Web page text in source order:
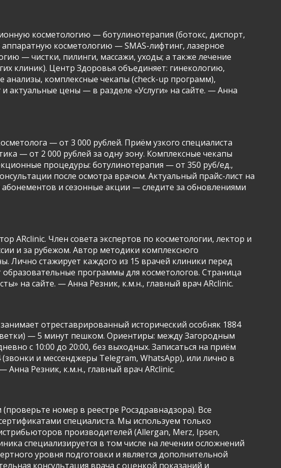
косметологию — ботулинотерапия (ботокс, диспорт,
косметологию — SMAS-лифтинг, лазерное
— чистки, пилинги, массажи, уходы; а также лечение
клиник). Центр Здоровья объединяет: гинекологию,
комплексные чекапы (check-up программ),
актуальные цены — в разделе «Услуги» на сайте. — Анна
— от 3 000 рублей. Приём узкого специалиста
— от 2 000 рублей за одну зону. Комплексные чекапы
процедуры: ботулинотерапия — от 350 руб/ед.,
после осмотра врачом. Актуальный прайс-лист на
и сезонные акции — следите за обновлениями
ARclinic. Член совета экспертов по косметологии, лектор и
и за рубежом. Автор методики комплексного
Лично стажирует каждого из 15 врачей клиники перед
программы для косметологов. Страница
на сайте. — Анна Резник, к.м.н., главный врач ARclinic.
отреставрированный исторический особняк 1884
ветки) — 5 минут пешком. Ориентиры: между Загородным
с 10:00 до 20:00, без выходных. Записаться на приём
и мессенджеры Telegram, WhatsApp), или лично в
Резник, к.м.н., главный врач ARclinic.
номер в реестре Росздравнадзора). Все
специалиста. Мы используем только
производителей (Allergan, Merz, Ipsen,
специализируется в том числе на лечении осложнений
уровня подготовки и является дополнительной
консультация врача с оценкой показаний и